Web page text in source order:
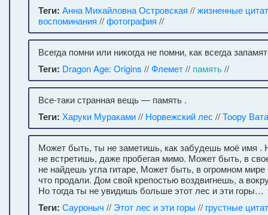
Теги: Анна Михайловна Островская //жизненные
воспоминания //фотография //
Всегда помни или никогда не помни, как всегда
Теги: Dragon Age: Origins //Флемет// память//
Все-таки странная вещь — память .
Теги: Харуки Мураками// Норвежский лес //Тоору
Может быть, ты не заметишь, как забудешь моё имя .
не встретишь, даже пробегая мимо. Может быть, в
не найдешь угла гитаре, Может быть, в огромном
что продали. Дом свой крепостью воздвигнешь, а
Но тогда ты не увидишь больше этот лес и эти горы…
Теги: Сауроныч // Этот лес и эти горы // грустные